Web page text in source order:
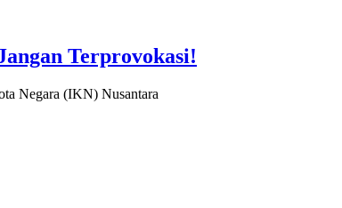
Terprovokasi!
Negara (IKN) Nusantara